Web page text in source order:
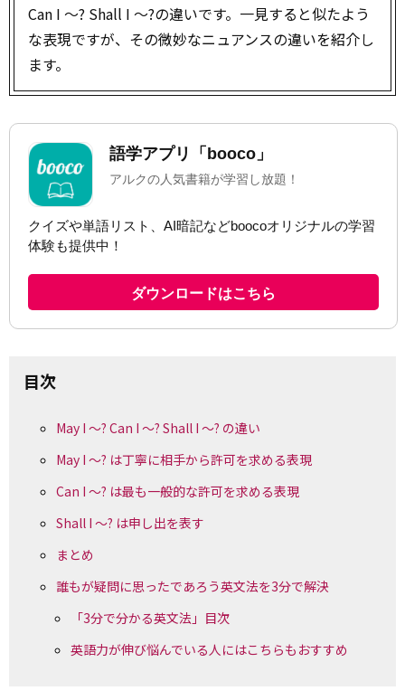
Can I ～? Shall I ～?の違いです。一見すると似たよう
な表現ですが、その微妙なニュアンスの違いを紹介し
ます。
目次
May I ～? Can I ～? Shall I ～? の違い
May I ～? は丁寧に相手から許可を求める表現
Can I ～? は最も一般的な許可を求める表現
Shall I ～? は申し出を表す
まとめ
誰もが疑問に思ったであろう英文法を3分で解決
「3分で分かる英文法」目次
英語力が伸び悩んでいる人にはこちらもおすすめ